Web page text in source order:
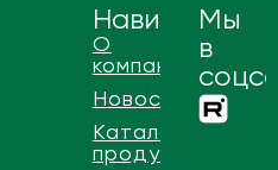
Навигация
О
компании
Новости
Каталог
продукции
Мы
в